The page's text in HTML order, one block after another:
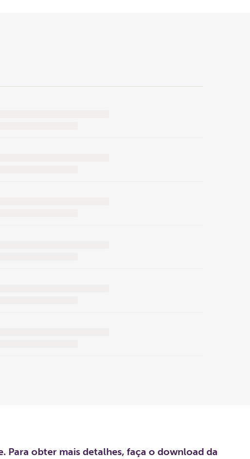
Para obter mais detalhes, faça o download da